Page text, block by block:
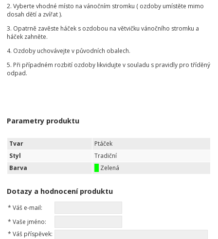
2. Vyberte vhodné místo na vánočním stromku ( ozdoby umístěte mimo
dosah dětí a zvířat ).
3. Opatrně zavěste háček s ozdobou na větvičku vánočního stromku a
háček zahněte.
4. Ozdoby uchovávejte v původních obalech.
5. Při případném rozbití ozdoby likvidujte v souladu s pravidly pro tříděný
odpad.
Parametry produktu
Tvar
Ptáček
Styl
Tradiční
Barva
Zelená
Dotazy a hodnocení produktu
* Váš e-mail:
* Vaše jméno:
* Váš příspěvek: